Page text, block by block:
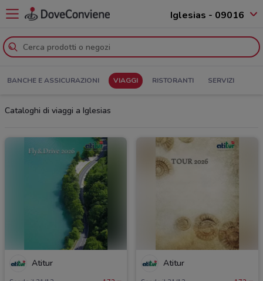
Iglesias - 09016
BANCHE E ASSICURAZIONI VIAGGI RISTORANTI SERVIZI
Cataloghi di viaggi a Iglesias
Atitur Atitur